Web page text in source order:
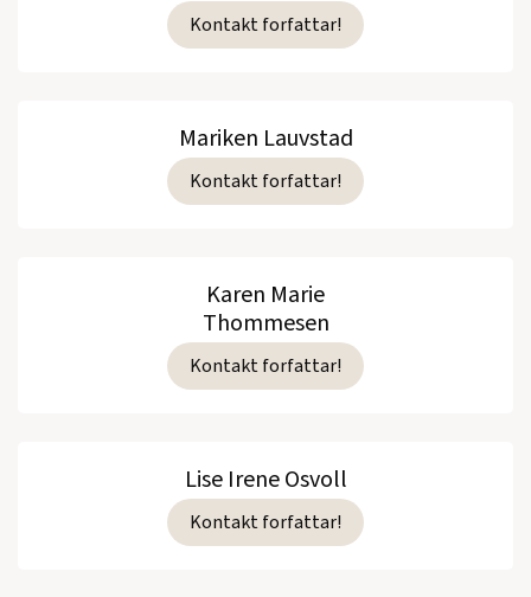
Kontakt forfattar!
Mariken Lauvstad
Kontakt forfattar!
Karen Marie
Thommesen
Kontakt forfattar!
Lise Irene Osvoll
Kontakt forfattar!